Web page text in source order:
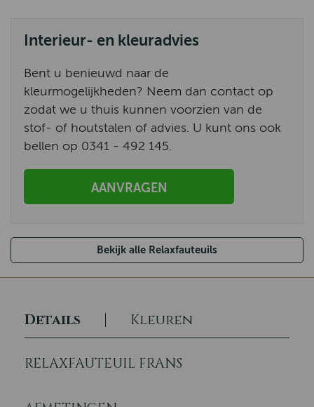
Interieur- en kleuradvies
Bent u benieuwd naar de
kleurmogelijkheden? Neem dan contact op
zodat we u thuis kunnen voorzien van de
stof- of houtstalen of advies. U kunt ons ook
bellen op 0341 - 492 145.
AANVRAGEN
Bekijk alle Relaxfauteuils
Details Kleuren
RELAXFAUTEUIL FRANS